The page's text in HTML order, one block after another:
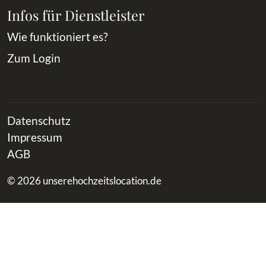
Infos für Dienstleister
Wie funktioniert es?
Zum Login
Datenschutz
Impressum
AGB
© 2026 unserehochzeitslocation.de